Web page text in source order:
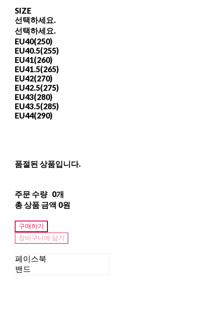
SIZE
선택하세요.
선택하세요.
EU40(250)
EU40.5(255)
EU41(260)
EU41.5(265)
EU42(270)
EU42.5(275)
EU43(280)
EU43.5(285)
EU44(290)
품절된 상품입니다.
주문 수량 0개
총 상품 금액 0원
구매하기
장바구니에 담기
페이스북
밴드